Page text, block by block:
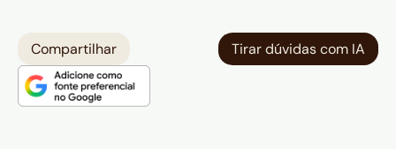
Compartilhar Tirar dúvidas com IA